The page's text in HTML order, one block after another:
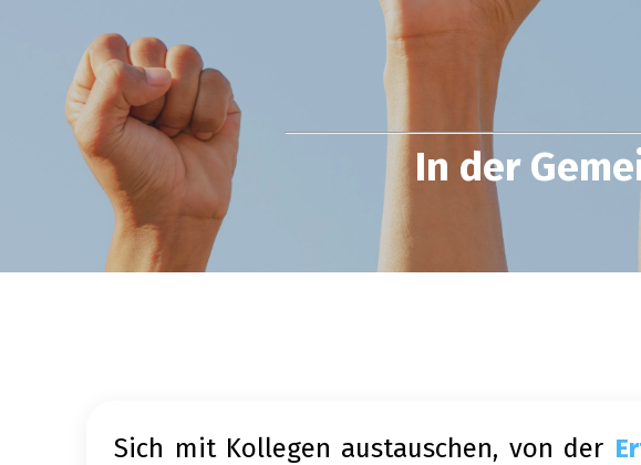
In der
Sich mit Kollegen austauschen, von der